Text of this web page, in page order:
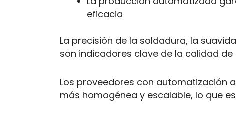
eficacia
La precisión de la soldadura, la
son indicadores clave de la calidad
Los proveedores con automatización
más homogénea y escalable, lo que